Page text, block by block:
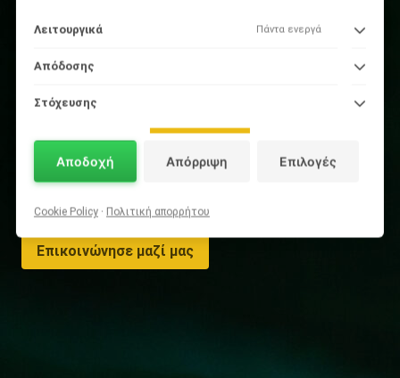
Πρώτοι σε ταχύτητα μεταξύ ελληνικών παρόχων
Δωρεάν μεταφορά & speed optimization από τους
τεχνικούς μας
Περιβάλλον βελτιστοποιημένο ειδικά για
🤝
Υποστήριξη 24/7 από πραγματικούς μηχανικούς,
Επικοινώνησε μαζί μας
Λειτουργικά Πάντα ενεργάΛειτουργικά
Απόδοσης Απόδοσης
Στόχευσης Στόχευσης
Αποδοχή Απόρριψη Επιλογές
Cookie Policy· Πολιτική απορρήτου